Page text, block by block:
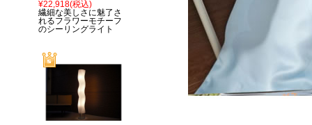
¥22,918(税込)
繊細な美しさに魅了さ
れるフラワーモチーフ
のシーリングライト